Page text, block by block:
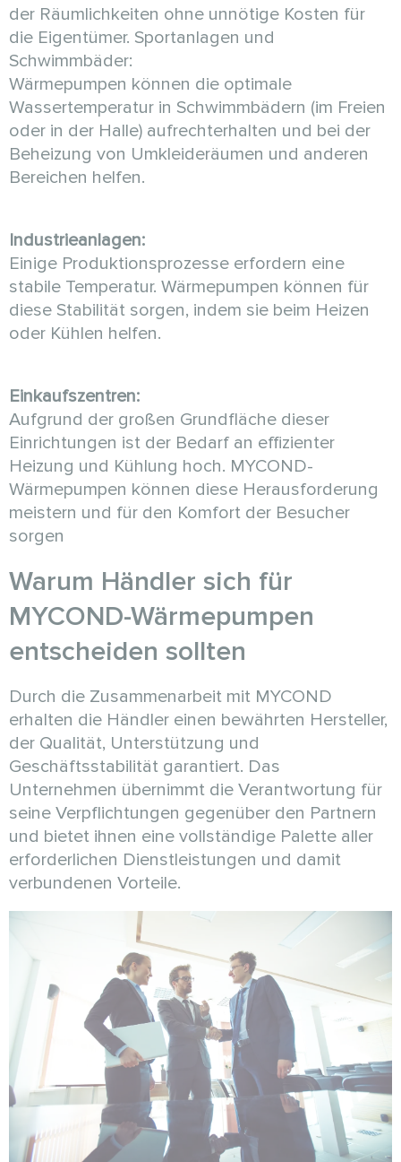
der Räumlichkeiten ohne unnötige Kosten für
die Eigentümer. Sportanlagen und
Schwimmbäder:
Wärmepumpen können die optimale
Wassertemperatur in Schwimmbädern (im Freien
oder in der Halle) aufrechterhalten und bei der
Beheizung von Umkleideräumen und anderen
Bereichen helfen.
Industrieanlagen:
Einige Produktionsprozesse erfordern eine
stabile Temperatur. Wärmepumpen können für
diese Stabilität sorgen, indem sie beim Heizen
oder Kühlen helfen.
Einkaufszentren:
Aufgrund der großen Grundfläche dieser
Einrichtungen ist der Bedarf an effizienter
Heizung und Kühlung hoch. MYCOND-
Wärmepumpen können diese Herausforderung
meistern und für den Komfort der Besucher
sorgen
Warum Händler sich für
MYCOND-Wärmepumpen
entscheiden sollten
Durch die Zusammenarbeit mit MYCOND
erhalten die Händler einen bewährten Hersteller,
der Qualität, Unterstützung und
Geschäftsstabilität garantiert. Das
Unternehmen übernimmt die Verantwortung für
seine Verpflichtungen gegenüber den Partnern
und bietet ihnen eine vollständige Palette aller
erforderlichen Dienstleistungen und damit
verbundenen Vorteile.